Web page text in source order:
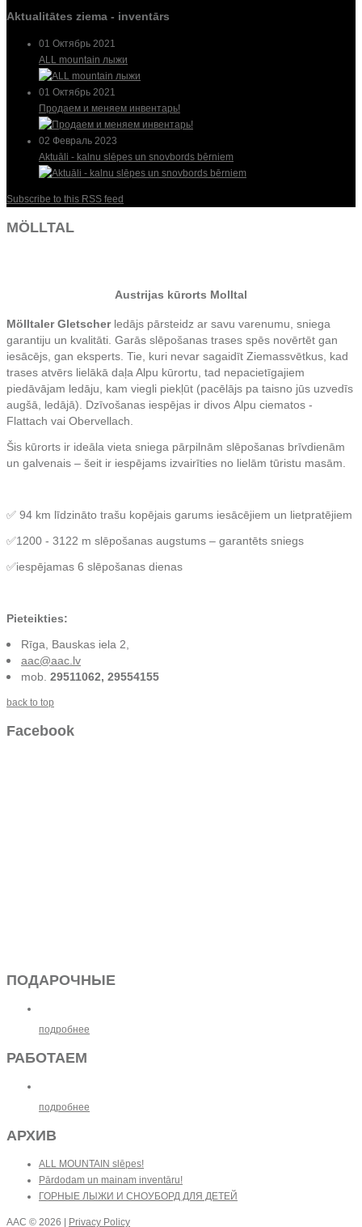
Aktualitātes ziema - inventārs
01 Октябрь 2021
ALL mountain лыжи
01 Октябрь 2021
Продаем и меняем инвентарь!
02 Февраль 2023
Aktuāli - kalnu slēpes un snovbords bērniem
Subscribe to this RSS feed
MÖLLTAL
Austrijas kūrorts Molltal
Mölltaler Gletscher ledājs pārsteidz ar savu varenumu, sniega
garantiju un kvalitāti. Garās slēpošanas trases spēs novērtēt gan
iesācējs, gan eksperts. Tie, kuri nevar sagaidīt Ziemassvētkus, kad
trases atvērs lielākā daļa Alpu kūrortu, tad nepacietīgajiem
piedāvājam ledāju, kam viegli piekļūt (pacēlājs pa taisno jūs uzvedīs
augšā, ledājā). Dzīvošanas iespējas ir divos Alpu ciematos -
Flattach vai Obervellach.
Šis kūrorts ir ideāla vieta sniega pārpilnām slēpošanas brīvdienām
un galvenais – šeit ir iespējams izvairīties no lielām tūristu masām.
✅ 94 km līdzināto trašu kopējais garums iesācējiem un lietpratējiem
✅1200 - 3122 m slēpošanas augstums – garantēts sniegs
✅iespējamas 6 slēpošanas dienas
Pieteikties:
Rīga, Bauskas iela 2,
aac@aac.lv
mob. 29511062, 29554155
back to top
Facebook
ПОДАРОЧНЫЕ
подробнее
РАБОТАЕМ
подробнее
АРХИВ
ALL MOUNTAIN slēpes!
Pārdodam un mainam inventāru!
ГОРНЫЕ ЛЫЖИ И СНОУБОРД ДЛЯ ДЕТЕЙ
AAC © 2026 | Privacy Policy